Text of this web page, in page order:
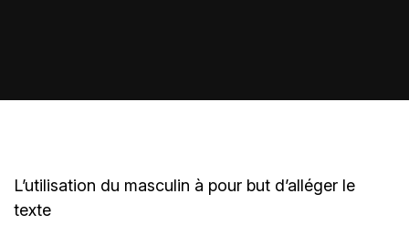
L’utilisation du masculin à pour but d’alléger le
texte